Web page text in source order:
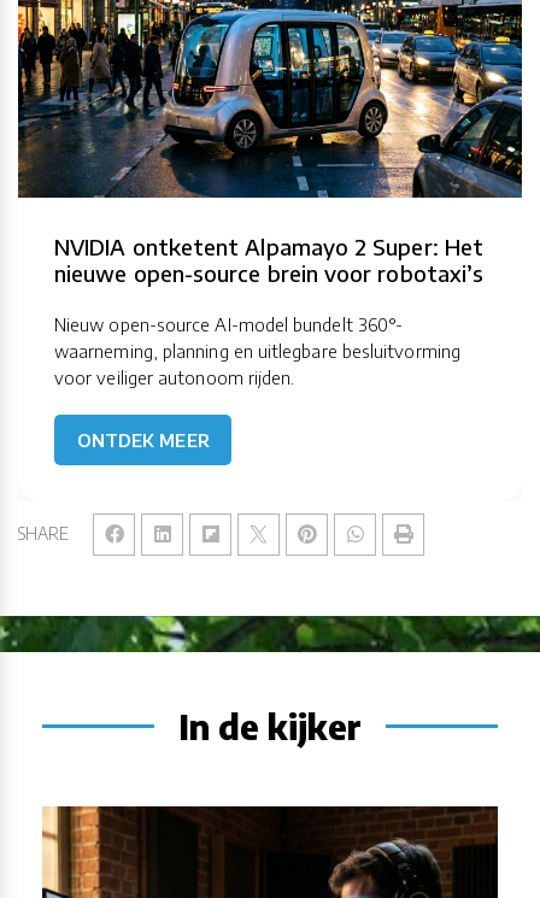
SHARE
NVIDIA ontketent Alpamayo 2 Super: Het
nieuwe open-source brein voor robotaxi’s
Nieuw open-source AI-model bundelt 360°-
waarneming, planning en uitlegbare besluitvorming
voor veiliger autonoom rijden.
ONTDEK MEER
In de kijker